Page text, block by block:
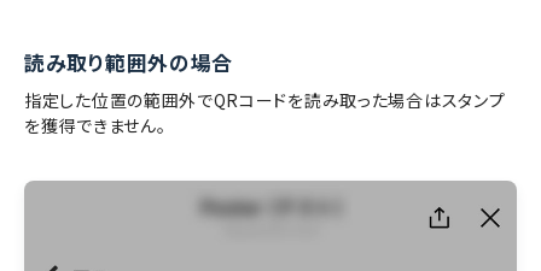
読み取り範囲外の場合
指定した位置の範囲外でQRコードを読み取った場合はスタンプ
を獲得できません。